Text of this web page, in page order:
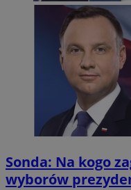
Sonda: Na kogo
wyborów